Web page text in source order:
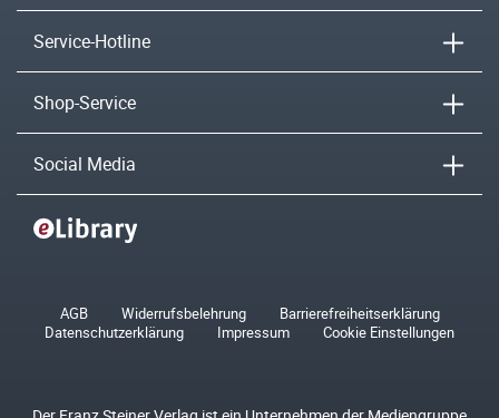
Service-Hotline
Shop-Service
Social Media
AGB Widerrufsbelehrung
Barrierefreiheitserklärung
Datenschutzerklärung
Impressum Cookie Einstellungen